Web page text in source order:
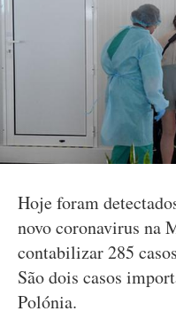
Hoje foram
novo coronavirus na
contabilizar 285
São dois casos
Polónia.